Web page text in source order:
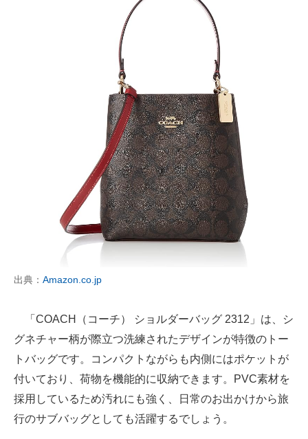
出典： Amazon.co.jp
「COACH（コーチ） ショルダーバッグ 2312」は、シ
グネチャー柄が際立つ洗練されたデザインが特徴のトー
トバッグです。コンパクトながらも内側にはポケットが
付いており、荷物を機能的に収納できます。PVC素材を
採用しているため汚れにも強く、日常のお出かけから旅
行のサブバッグとしても活躍するでしょう。